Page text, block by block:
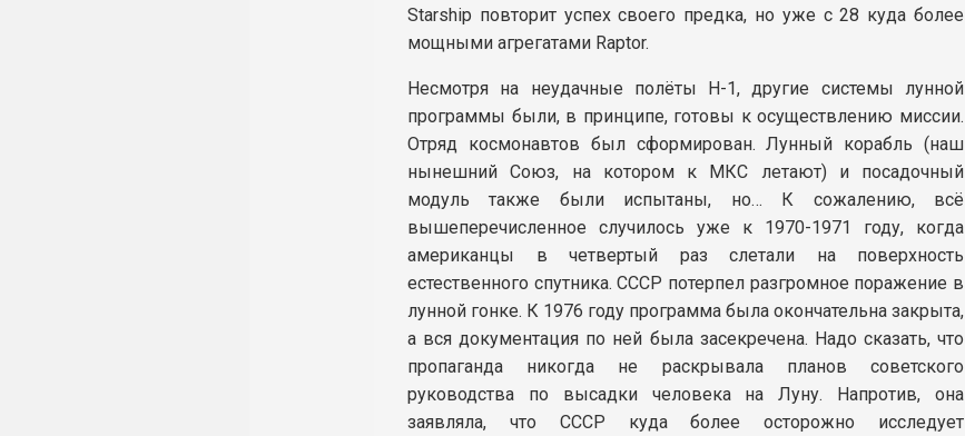
Starship повторит успех своего предка, но уже с 28 куда более
мощными агрегатами Raptor.
Несмотря на неудачные полёты Н-1, другие системы лунной
программы были, в принципе, готовы к осуществлению миссии.
Отряд космонавтов был сформирован. Лунный корабль (наш
нынешний Союз, на котором к МКС летают) и посадочный
модуль также были испытаны, но… К сожалению, всё
вышеперечисленное случилось уже к 1970-1971 году, когда
американцы в четвертый раз слетали на поверхность
естественного спутника. СССР потерпел разгромное поражение в
лунной гонке. К 1976 году программа была окончательна закрыта,
а вся документация по ней была засекречена. Надо сказать, что
пропаганда никогда не раскрывала планов советского
руководства по высадки человека на Луну. Напротив, она
заявляла, что СССР куда более осторожно исследует